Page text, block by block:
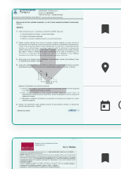




